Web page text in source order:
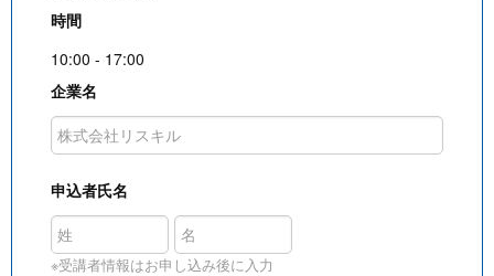
時間
10:00 - 17:00
企業名
申込者氏名
※受講者情報はお申し込み後に入力